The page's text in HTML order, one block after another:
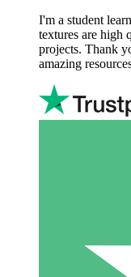
I'm a student
textures are high
projects. Thank
amazing